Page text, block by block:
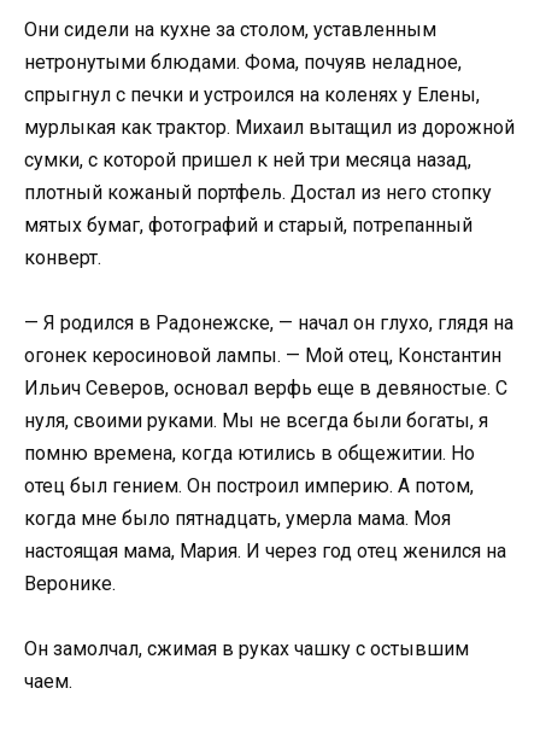
Они сидели на кухне за столом, уставленным
нетронутыми блюдами. Фома, почуяв неладное,
спрыгнул с печки и устроился на коленях у Елены,
мурлыкая как трактор. Михаил вытащил из дорожной
сумки, с которой пришел к ней три месяца назад,
плотный кожаный портфель. Достал из него стопку
мятых бумаг, фотографий и старый, потрепанный
конверт.
— Я родился в Радонежске, — начал он глухо, глядя на
огонек керосиновой лампы. — Мой отец, Константин
Ильич Северов, основал верфь еще в девяностые. С
нуля, своими руками. Мы не всегда были богаты, я
помню времена, когда ютились в общежитии. Но
отец был гением. Он построил империю. А потом,
когда мне было пятнадцать, умерла мама. Моя
настоящая мама, Мария. И через год отец женился на
Веронике.
Он замолчал, сжимая в руках чашку с остывшим
чаем.